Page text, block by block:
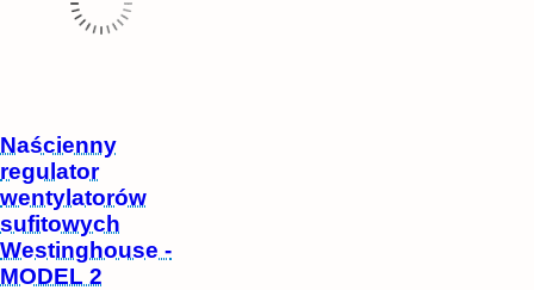
Naścienny
regulator
wentylatorów
sufitowych
Westinghouse -
MODEL 2